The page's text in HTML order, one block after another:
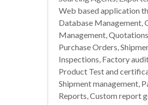
Web based application
Database Management,
Management,
Purchase Orders,
Inspections, Factory
Product Test and
Shipment management,
Reports, Custom report